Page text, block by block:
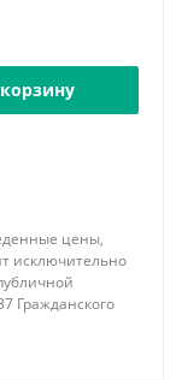
обойм,
точками
с
с
цены,
исключительно
Гражданского